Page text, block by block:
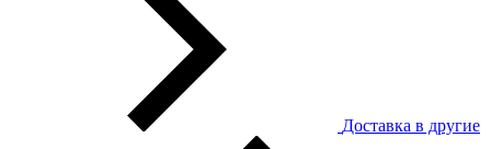
Доставка в другие